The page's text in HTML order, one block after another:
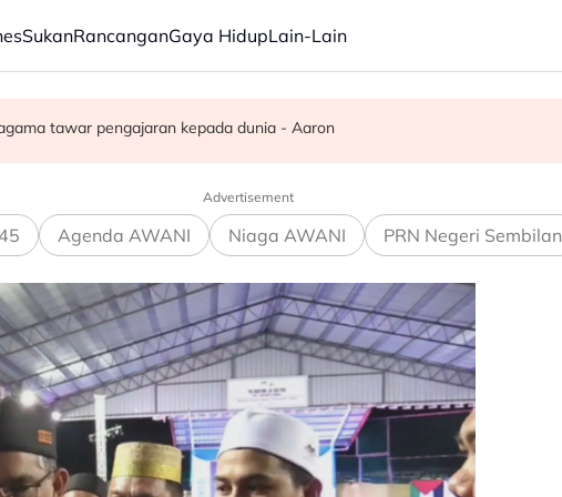
SukanRancanganGaya HidupLain-Lain
peratus - AADK
tawar pengajaran kepada dunia - Aaron
59 dicekup
Advertisement
Agenda AWANI Niaga AWANI PRN Negeri Sembilan